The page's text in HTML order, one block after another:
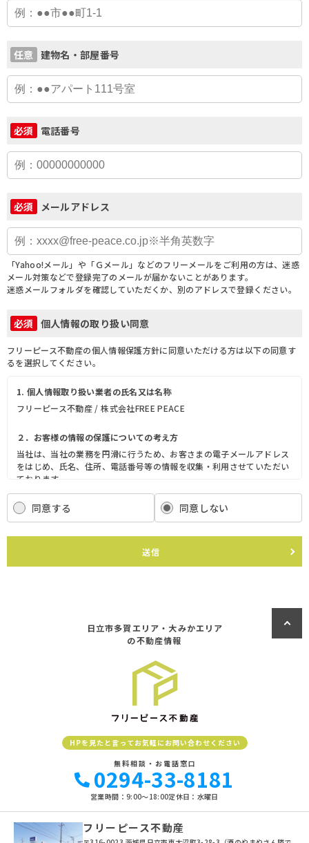
任意 建物名・部屋番号
必須 電話番号
必須 メールアドレス
「Yahoo!メール」や「Ｇメール」などのフリーメールをご利用の方は、迷惑
メール対策などで登録完了のメールが届かないことがあります。
迷惑メールフォルダを確認していただくか、別のアドレスで登録ください。
必須 個人情報の取り扱い同意
フリーピース不動産の個人情報保護方針に同意いただける方は以下の同意す
るを選択してください。
1. 個人情報取り扱い業者の氏名又は名称
フリーピース不動産 / 株式会社FREE PEACE
２．お客様の情報の保護についての考え方
当社は、当社の業務を円滑に行うため、お客さまの電子メールアドレス
をはじめ、氏名、住所、電話番号等の情報を収集・利用させていただい
ております。
当社は、これらのお客さまの個人情報（以下「お客さま情報」といいま
す。）の適正な保護を重大な責務と認識し、この責務を果たすために、
次の方針の下でお客さま情報を取り扱います。
(1) お客さま情報に適用される個人情報の保護に関する法律その他の関
係法令を遵守し、適切に取り扱います。また、適宜取扱いの改善に努め
(3) お客さま情報の収集に際しては、利用目的を特定して通知または公
表し、その利用目的にしたがってお客さま情報を取り扱います。
(4) お客さま情報の漏洩、紛失、改ざん等を防止するために必要な 対策
を講じて適切な管理を行います。
(5) 保有するお客さま情報について、お客さま本人からの開示、訂正、
削除、利用停止の依頼を所定の窓口でお受けして、誠意をもって対応い
具体的には、以下の内容に従ってお客さま情報の取り扱いをいたしま
３．お客様の情報の利用目的
当社は、不動産についてのサービスをお客さまにご利用いただくにあた
り、各種の申込みの受付、訪問、提案、見積、各種の工事やサービス提
供等の機会に、当社が直接あるいは協力会社又は業務委託先等を通じ
て、お客さまの個人情報（お客さまの電子メールアドレス、氏名、住
所、電話番号等）を取得いたしますが、これらの個人情報は下記の目的
に利用させていただきます。
同意する 同意しない
送信
日立市多賀エリア・大みかエリア
の不動産情報
HPを見たと言ってお気軽にお問い合わせください
無料相談・お電話窓口
0294-33-8181
営業時間：9:00〜18:00定休日：水曜日
フリーピース不動産